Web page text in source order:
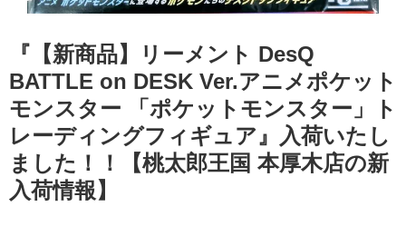
『【新商品】リーメント DesQ
BATTLE on DESK Ver.アニメポケット
モンスター 「ポケットモンスター」ト
レーディングフィギュア』入荷いたし
ました！！【桃太郎王国 本厚木店の新
入荷情報】